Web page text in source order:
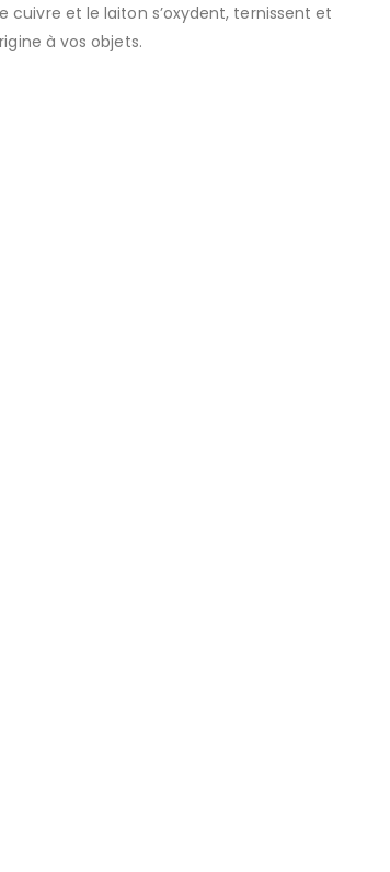
et le laiton s’oxydent, ternissent et
à vos objets.